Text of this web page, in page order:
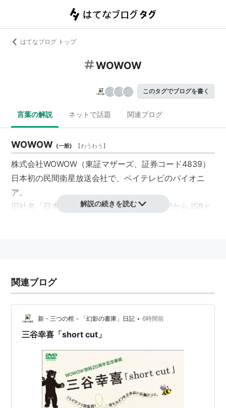
はてなブログ トップ
WOWOW
このタグでブログを書く
言葉の解説 ネットで話題 関連ブログ
WOWOW (一般) 【わうわう 】
株式会社WOWOW （東証マザーズ、証券コード4839）
日本初の民間衛星放送会社で、ペイテレビのパイオニ
ア。
旧社名「日本衛星放送株式会社」の英字表記から JSB と
アナログ衛星放送
テレビ
BS第5チャンネル
BSデジタル放送（デジタルWOWOW）
テレビ[EPG]
WOWOW2
（192チャンネル）
WOWOW3（193チャンネル）
データ放送
WOWOWnavi（791チャンネル、792チャンネ
解説の続きを読む
関連ブログ
新・三つの棺－「幻影の書庫」日記 • 6時間前
三谷幸喜「short cut」